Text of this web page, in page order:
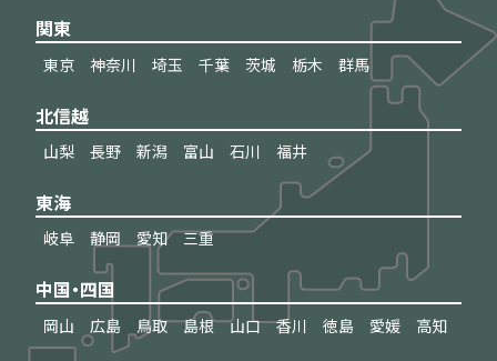
関東
東京 神奈川 埼玉 千葉 茨城 栃木 群馬
北信越
山梨 長野 新潟 富山 石川 福井
東海
岐阜 静岡 愛知 三重
中国・四国
岡山 広島 鳥取 島根 山口 香川 徳島 愛媛 高知